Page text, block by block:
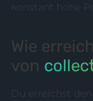
konstant hohe
Wie
von
Du erreichst den